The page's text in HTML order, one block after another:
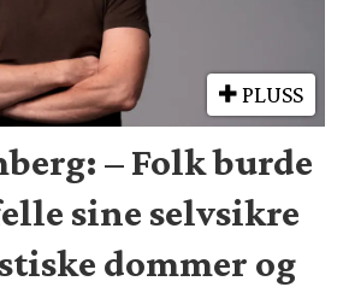
PLUSS
– Folk burde
sine selvsikre
dommer og